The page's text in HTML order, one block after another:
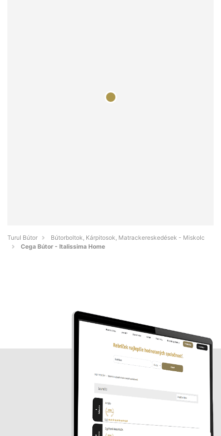
Turul Bútor
Bútorboltok, Kárpitosok, Matrackereskedések - Miskolc
Cega Bútor - Italissima Home